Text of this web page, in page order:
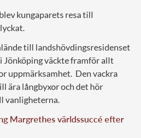
kungaparets resa till
till landshövdingsresidenset
Jönköping väckte framför allt
uppmärksamhet. Den vackra
ära långbyxor och det hör
vanligheterna.
Margrethes världssuccé efter